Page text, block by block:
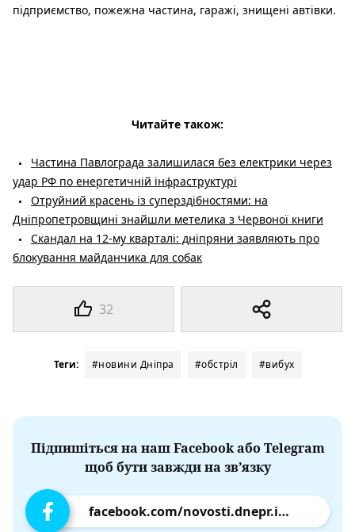
32
підприємство, пожежна частина, гаражі, знищені автівки.
Читайте також:
Частина Павлограда залишилася без електрики через
удар РФ по енергетичній інфраструктурі
Отруйний красень із суперздібностями: на
Дніпропетровщині знайшли метелика з Червоної книги
Скандал на 12-му кварталі: дніпряни заявляють про
блокування майданчика для собак
Теги: #новини Дніпра #обстріл #вибух
Підпишіться на наш Facebook або Telegram
щоб бути завжди на зв’язку
facebook.com/novosti.dnepr.info